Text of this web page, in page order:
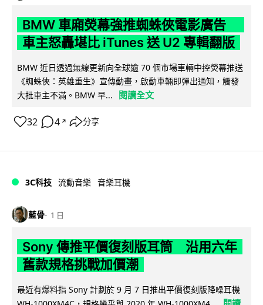
BMW 車廂熒幕強推蜘蛛俠電影廣告
車主怒轟堪比 iTunes 送 U2 專輯翻版
BMW 近日透過無線更新向全球逾 70 個市場車輛中控熒幕推送
《蜘蛛俠：英雄重生》宣傳動畫，啟動車輛即彈出通知，觸發
大批車主不滿。BMW 早...
閱讀全文
32 4 ↗ 分享
3C科技 流動音樂 音樂耳機
藍骨 1 日
Sony 傳推平價復刻版耳筒 沿用六年
舊款規格挑戰加價潮
最近有爆料指 Sony 計劃於 9 月 7 日推出平價復刻版降噪耳機